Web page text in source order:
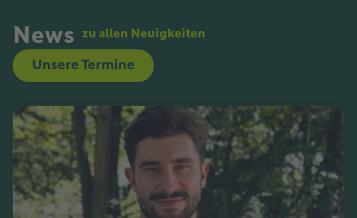
News zu allen Neuigkeiten
Unsere Termine